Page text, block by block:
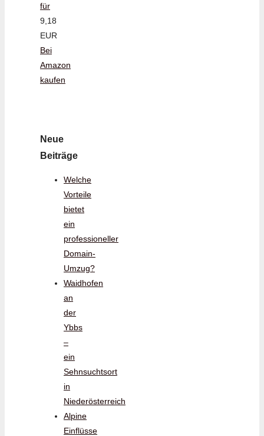
für
9,18
EUR
Bei
Amazon
kaufen
Neue
Beiträge
Welche
Vorteile
bietet
ein
professioneller
Domain-
Umzug?
Waidhofen
an
der
Ybbs
–
ein
Sehnsuchtsort
in
Niederösterreich
Alpine
Einflüsse